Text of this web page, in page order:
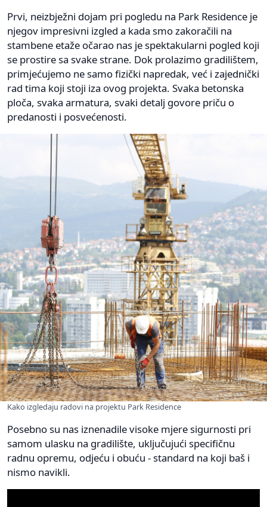
Prvi, neizbježni dojam pri pogledu na Park Residence je
njegov impresivni izgled a kada smo zakoračili na
stambene etaže očarao nas je spektakularni pogled koji
se prostire sa svake strane. Dok prolazimo gradilištem,
primjećujemo ne samo fizički napredak, već i zajednički
rad tima koji stoji iza ovog projekta. Svaka betonska
ploča, svaka armatura, svaki detalj govore priču o
predanosti i posvećenosti.
Kako izgledaju radovi na projektu Park Residence
Posebno su nas iznenadile visoke mjere sigurnosti pri
samom ulasku na gradilište, uključujući specifičnu
radnu opremu, odjeću i obuću - standard na koji baš i
nismo navikli.